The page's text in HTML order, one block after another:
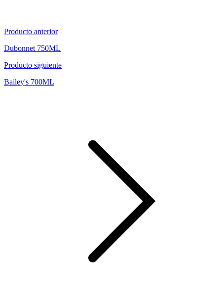
Producto anterior
Dubonnet 750ML
Producto siguiente
Bailey's 700ML